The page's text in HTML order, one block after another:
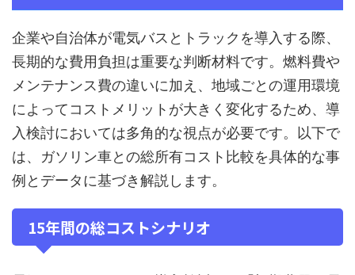
企業や自治体が電気バスとトラックを導入する際、
長期的な費用負担は重要な判断材料です。燃料費や
メンテナンス費の違いに加え、地域ごとの運用環境
によってコストメリットが大きく変化するため、導
入検討においては多角的な視点が必要です。以下で
は、ガソリン車との総所有コスト比較を具体的な事
例とデータに基づき解説します。
15年間の総コストシナリオ